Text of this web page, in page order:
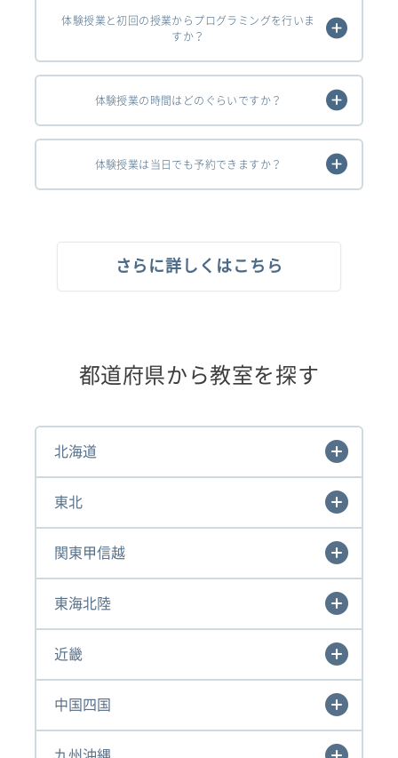
体験授業と初回の授業からプログラミングを行いま
すか？
体験授業の時間はどのぐらいですか？
体験授業は当日でも予約できますか？
さらに詳しくはこちら
都道府県から教室を探す
北海道
東北
関東甲信越
東海北陸
近畿
中国四国